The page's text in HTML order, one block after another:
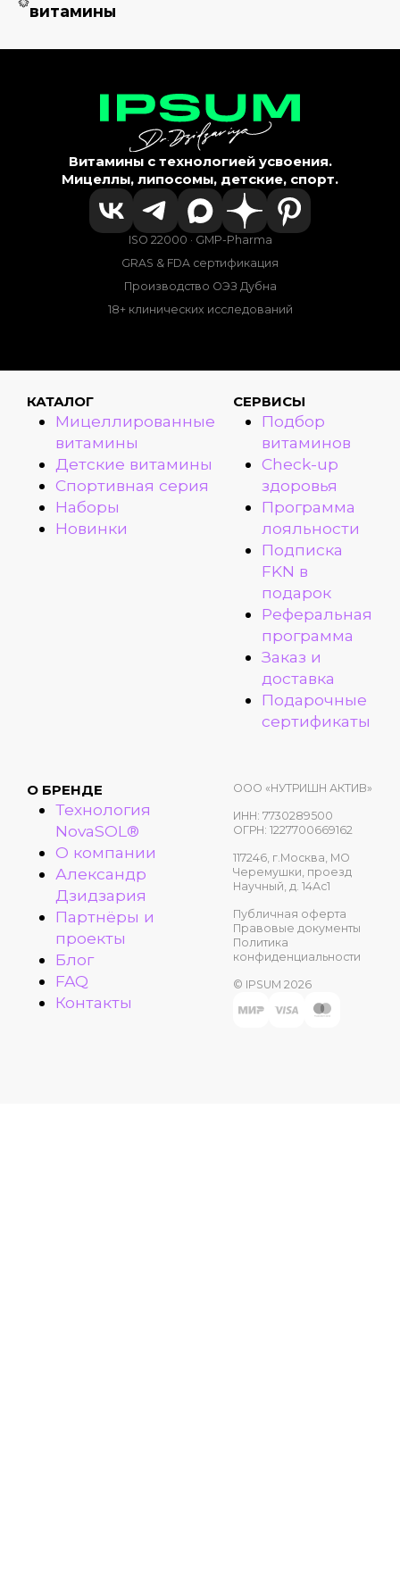
витамины
Витамины с технологией усвоения.
Мицеллы, липосомы, детские, спорт.
ISO 22000 · GMP-Pharma
GRAS & FDA сертификация
Производство ОЭЗ Дубна
18+ клинических исследований
КАТАЛОГ
Мицеллированные
витамины
Детские витамины
Спортивная серия
Наборы
Новинки
СЕРВИСЫ
Подбор
витаминов
Check-up
здоровья
Программа
лояльности
Подписка
FKN в
подарок
Реферальная
программа
Заказ и
доставка
Подарочные
сертификаты
О БРЕНДЕ
Технология
NovaSOL®
О компании
Александр
Дзидзария
Партнёры и
проекты
Блог
FAQ
Контакты
ООО «НУТРИШН АКТИВ»
ИНН: 7730289500
ОГРН: 1227700669162
117246, г.Москва, МО
Черемушки, проезд
Научный, д. 14Ас1
Публичная оферта
Правовые документы
Политика
конфиденциальности
© IPSUM 2026